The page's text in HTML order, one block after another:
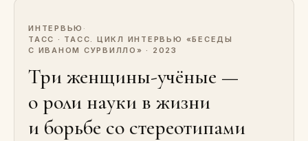
ИНТЕРВЬЮ ·
ТАСС · ТАСС. ЦИКЛ ИНТЕРВЬЮ «БЕСЕДЫ
С ИВАНОМ СУРВИЛЛО» · 2023
Три женщины-учёные —
о роли науки в жизни
и борьбе со стереотипами